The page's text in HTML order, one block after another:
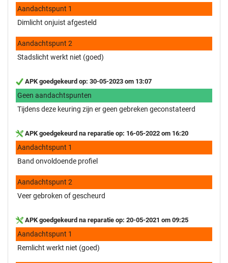
Aandachtspunt 1
Dimlicht onjuist afgesteld
Aandachtspunt 2
Stadslicht werkt niet (goed)
APK goedgekeurd op: 30-05-2023 om 13:07
Geen aandachtspunten
Tijdens deze keuring zijn er geen gebreken geconstateerd
APK goedgekeurd na reparatie op: 16-05-2022 om 16:20
Aandachtspunt 1
Band onvoldoende profiel
Aandachtspunt 2
Veer gebroken of gescheurd
APK goedgekeurd na reparatie op: 20-05-2021 om 09:25
Aandachtspunt 1
Remlicht werkt niet (goed)